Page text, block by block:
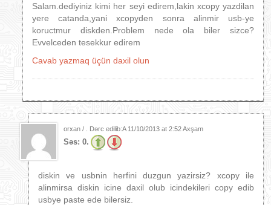
Salam.dediyiniz kimi her seyi edirem,lakin xcopy yazdilan
yere catanda,yani xcopyden sonra alinmir usb-ye
koructmur diskden.Problem nede ola biler sizce?
Evvelceden tesekkur edirem
Cavab yazmaq üçün daxil olun
orxan / . Dərc edilib:A 11/10/2013 at 2:52 Axşam
Səs: 0.
diskin ve usbnin herfini duzgun yazirsiz? xcopy ile
alinmirsa diskin icine daxil olub icindekileri copy edib
usbye paste ede bilersiz.